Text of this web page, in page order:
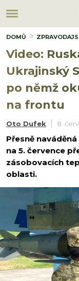
DOMŮ
Video:
Ukrajinský
po němž
na frontu
Oto Dufek 8.
Přesně
na 5. července
zásobovacích
oblasti.